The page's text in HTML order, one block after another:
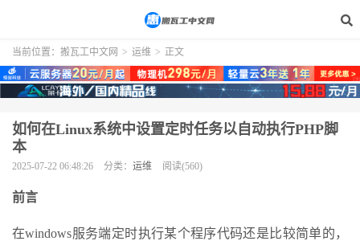
当前位置： 搬瓦工中文网 > 运维 > 正文
如何在Linux系统中设置定时任务以自动执行PHP脚
本
2025-07-22 06:48:26 分类： 运维 阅读(560)
前言
在windows服务端定时执行某个程序代码还是比较简单的，